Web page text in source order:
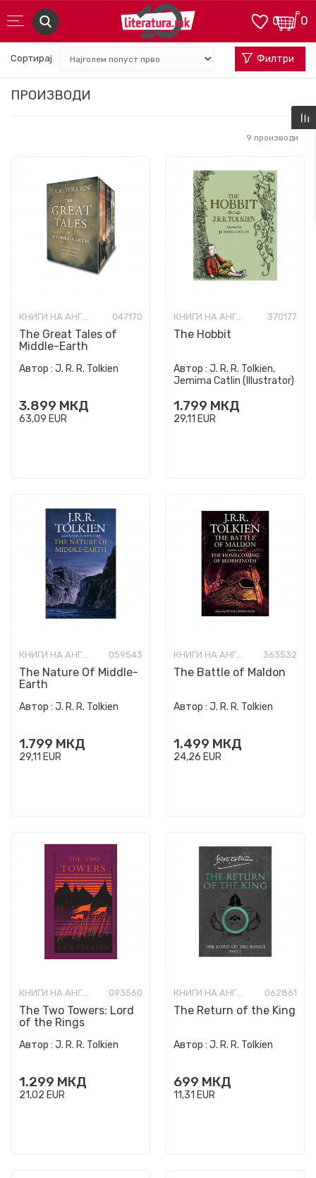
0
0
ПРОИЗВОДИ
Сортирај Филтри
9 производи
КНИГИ НА АНГЛИСКИ ЈАЗИК 047170
The Great Tales of
Middle-Earth
Автор : J. R. R. Tolkien
3.899 МКД
63,09 EUR
КНИГИ НА АНГЛИСКИ ЈАЗИК 370177
The Hobbit
Автор : J. R. R. Tolkien,
Jemima Catlin (Illustrator)
1.799 МКД
29,11 EUR
КНИГИ НА АНГЛИСКИ ЈАЗИК 059543
The Nature Of Middle-
Earth
Автор : J. R. R. Tolkien
1.799 МКД
29,11 EUR
КНИГИ НА АНГЛИСКИ ЈАЗИК 363532
The Battle of Maldon
Автор : J. R. R. Tolkien
1.499 МКД
24,26 EUR
КНИГИ НА АНГЛИСКИ ЈАЗИК 093560
The Two Towers: Lord
of the Rings
Автор : J. R. R. Tolkien
1.299 МКД
21,02 EUR
КНИГИ НА АНГЛИСКИ ЈАЗИК 062861
The Return of the King
Автор : J. R. R. Tolkien
699 МКД
11,31 EUR